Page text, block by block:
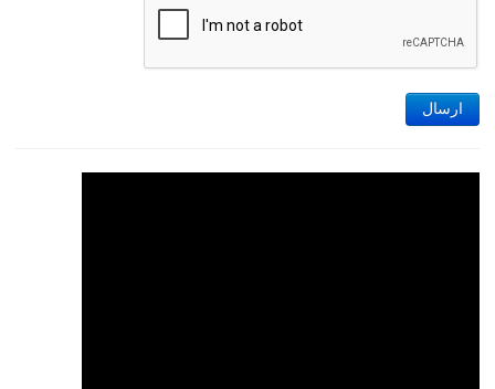
ارسال